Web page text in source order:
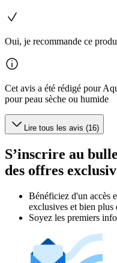
Oui, je recommande ce
Cet avis a été rédigé pour
pour peau sèche ou humide
Lire tous les avis (16)
S’inscrire au
des offres
Bénéficiez d'un accès
exclusives et bien plus
Soyez les premiers